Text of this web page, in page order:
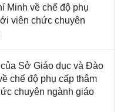
Minh về chế độ phụ
viên chức chuyên
Sở Giáo dục và Đào
chế độ phụ cấp thâm
chuyên ngành giáo